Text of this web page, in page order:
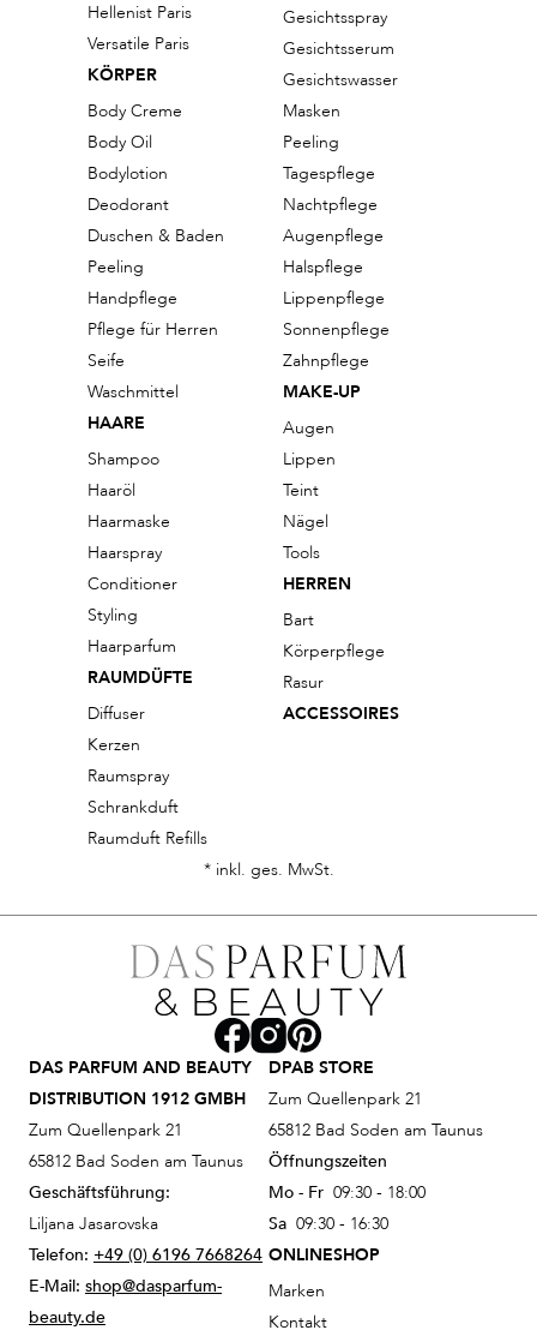
Hellenist Paris
Versatile Paris
KÖRPER
Body Creme
Body Oil
Bodylotion
Deodorant
Duschen & Baden
Peeling
Handpflege
Pflege für Herren
Seife
Waschmittel
HAARE
Shampoo
Haaröl
Haarmaske
Haarspray
Conditioner
Styling
Haarparfum
RAUMDÜFTE
Diffuser
Kerzen
Raumspray
Schrankduft
Raumduft Refills
Gesichtsspray
Gesichtsserum
Gesichtswasser
Masken
Peeling
Tagespflege
Nachtpflege
Augenpflege
Halspflege
Lippenpflege
Sonnenpflege
Zahnpflege
MAKE-UP
Augen
Lippen
Teint
Nägel
Tools
HERREN
Bart
Körperpflege
Rasur
ACCESSOIRES
* inkl. ges. MwSt.
DAS PARFUM AND BEAUTY
DISTRIBUTION 1912 GMBH
Zum Quellenpark 21
65812 Bad Soden am Taunus
Geschäftsführung:
Liljana Jasarovska
Telefon: +49 (0) 6196 7668264
E-Mail: shop@dasparfum-
beauty.de
DPAB STORE
Zum Quellenpark 21
65812 Bad Soden am Taunus
Öffnungszeiten
Mo - Fr 09:30 - 18:00
Sa 09:30 - 16:30
ONLINESHOP
Marken
Kontakt